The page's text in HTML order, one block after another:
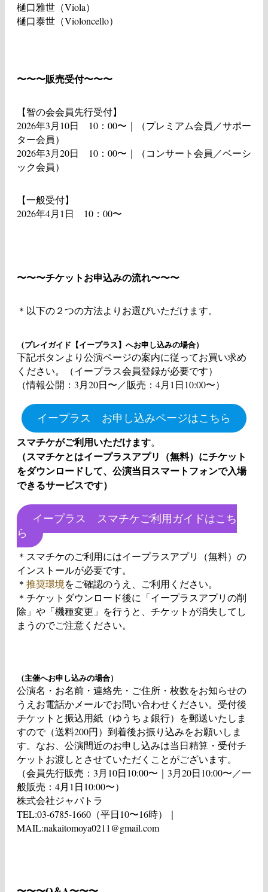
樋口雅世（Viola）
樋口泰世（Violoncello）
〜〜〜販売受付〜〜〜
【智の会会員先行受付】
2026年3月10日 10：00〜｜（プレミアム会員／サポー
ター会員）
2026年3月20日 10：00〜｜（コンサート会員／ベーシ
ック会員）
【一般受付】
2026年4月1日 10：00〜
〜〜〜チケットお申込みの流れ〜〜〜
＊以下の２つの方法よりお選びいただけます。
（プレイガイド【イープラス】へお申し込みの場合）
下記ボタンより公演ページの案内に従ってお買い求め
ください。（イープラス会員登録が必要です）
（情報公開：3月20日〜／販売：4月1日10:00〜）
イープラス お申し込みページはこちら
スマチケがご利用いただけます。
（スマチケとはイープラスアプリ（無料）にチケット
をダウンロードして、公演当日スマートフォンで入場
できるサービスです）
イープラス スマチケご利用ガイドはこち
ら
＊スマチケのご利用にはイープラスアプリ（無料）の
インストールが必要です。
＊ 推奨環境をご確認のうえ、ご利用ください。
＊チケットダウンロード後に「イープラスアプリの削
除」や「機種変更」を行うと、チケットが消失してし
まうのでご注意ください。
（主催へお申し込みの場合）
公演名・お名前・連絡先・ご住所・枚数をお知らせの
うえお電話かメールでお問い合わせください。受付後
チケットと振込用紙（ゆうちょ銀行）を郵送いたしま
すので（送料200円）到着後お振り込みをお願いしま
す。なお、公演間近のお申し込みは当日精算・受付チ
ケットお渡しとさせていただくことがございます。
（会員先行販売：3月10日10:00〜｜3月20日10:00〜／一
般販売：4月1日10:00〜）
株式会社ジャパトラ
TEL:03-6785-1660（平日10〜16時）｜
MAIL:nakaitomoya0211@gmail.com